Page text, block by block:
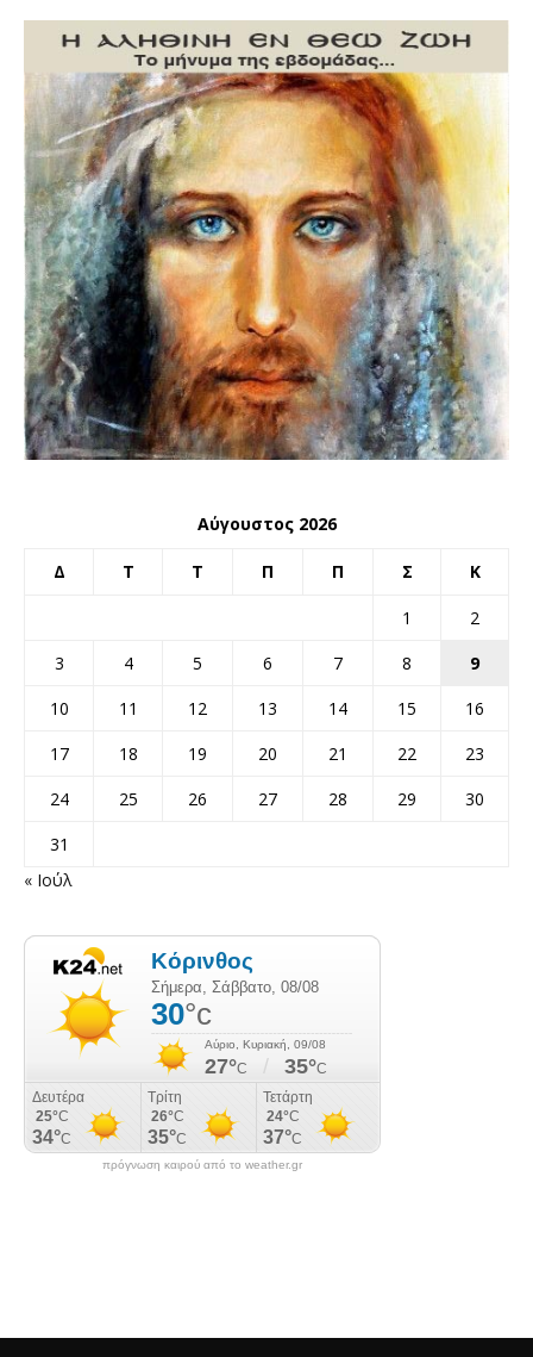
Αύγουστος 2026
Δ Τ Τ Π Π Σ Κ
1
2
3
4 5 6 7 8
9
10
11 12 13 14 15
16
17
18 19 20 21 22
23
24
25 26 27 28 29
30
31
« Ιούλ
πρόγνωση καιρού από το weather.gr